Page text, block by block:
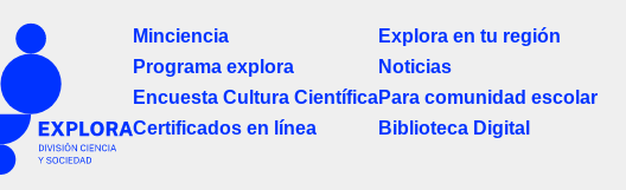
Minciencia
Programa explora
Encuesta Cultura Científica
Certificados en línea
Explora en tu región
Noticias
Para comunidad escolar
Biblioteca Digital